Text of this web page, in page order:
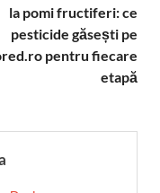
la pomi fructiferi: ce
pesticide găsești pe
pentru fiecare
etapă